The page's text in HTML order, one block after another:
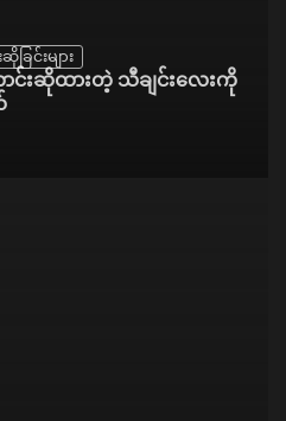
ခြင်းများ
င်းဆိုထားတဲ့ သီချင်းလေးကို